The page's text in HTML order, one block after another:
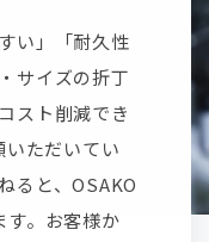
い」「耐久性
サイズの折丁
スト削減でき
ただいてい
ると、OSAKO
す。お客様か